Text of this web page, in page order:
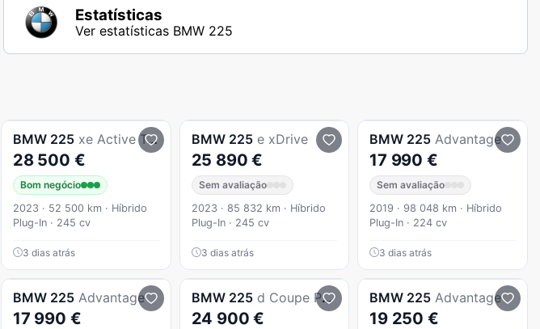
Estatísticas
Ver estatísticas BMW 225
BMW 225 xe Active Tourer
28 500 €
Bom negócio
2023 · 52 500 km · Híbrido
Plug-In · 245 cv
3 dias atrás
BMW 225 e xDrive
25 890 €
Sem avaliação
2023 · 85 832 km · Híbrido
Plug-In · 245 cv
3 dias atrás
BMW 225 Advantage
17 990 €
Sem avaliação
2019 · 98 048 km · Híbrido
Plug-In · 224 cv
3 dias atrás
BMW 225 Advantage
17 990 €
BMW 225 d Coupe Pack M Auto
24 900 €
BMW 225 Advantage
19 250 €